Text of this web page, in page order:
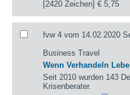
[2420 Zeichen]€ 5,75
fvw 4 vom 14.02.2020
Business Travel
Wenn Verhandeln
Seit 2010 wurden 143
Krisenberater.